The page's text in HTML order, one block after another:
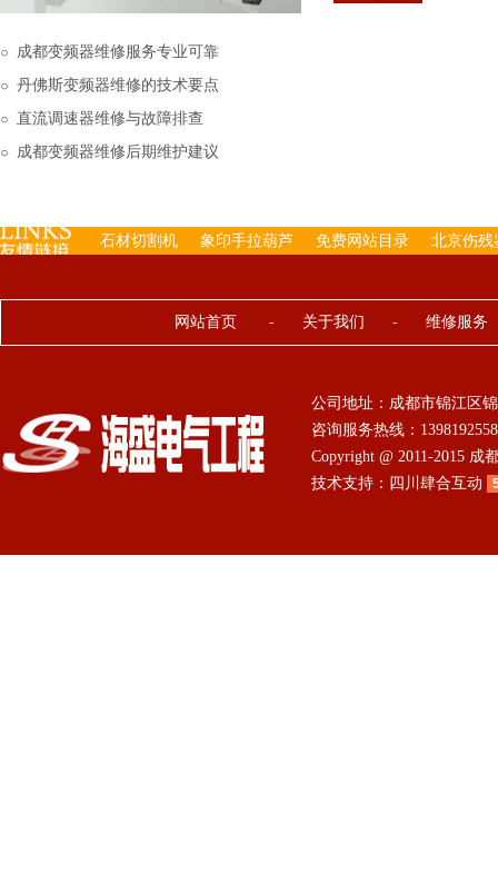
下来的，机内已经存有
成都变频器维修服务专业可靠
丹佛斯变频器维修的技术要点
直流调速器维修与故障排查
成都变频器维修后期维护建议
石材切割机 象印手拉葫芦 免费网站目录 北京伤残
网站首页 - 关于我们 - 维修服务
公司地址：成都市锦江区
咨询服务热线：
Copyright @ 2011-2015
技术支持： 四川肆合互动